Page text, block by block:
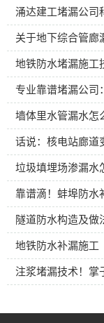
涌达建工堵漏公司
关于地下综合管廊
地铁防水堵漏施工
专业靠谱堵漏公司
话说：核电站廊道